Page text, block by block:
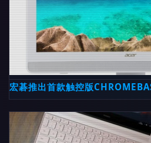
宏碁推出首款触控版